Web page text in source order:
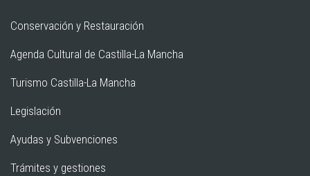
Conservación y Restauración
Agenda Cultural de Castilla-La Mancha
Turismo Castilla-La Mancha
Legislación
Ayudas y Subvenciones
Trámites y gestiones